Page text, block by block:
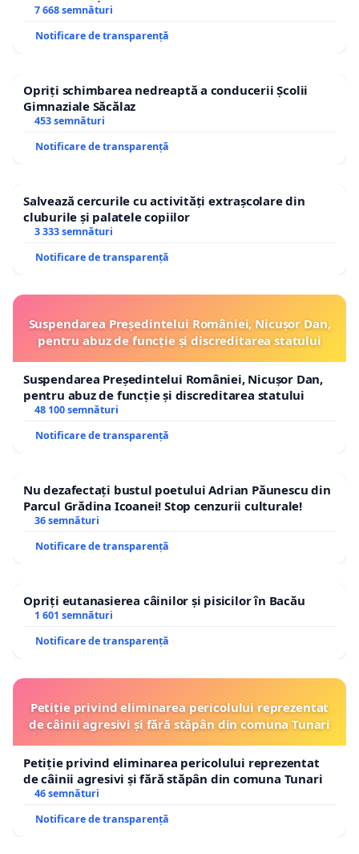
7 668 semnături
Notificare de transparență
Opriți schimbarea nedreaptă a conducerii Școlii
Gimnaziale Săcălaz
453 semnături
Notificare de transparență
Salvează cercurile cu activități extrașcolare din
cluburile și palatele copiilor
3 333 semnături
Notificare de transparență
Suspendarea Președintelui României, Nicușor Dan,
pentru abuz de funcție și discreditarea statului
Suspendarea Președintelui României, Nicușor Dan,
pentru abuz de funcție și discreditarea statului
48 100 semnături
Notificare de transparență
Nu dezafectați bustul poetului Adrian Păunescu din
Parcul Grădina Icoanei! Stop cenzurii culturale!
36 semnături
Notificare de transparență
Opriți eutanasierea câinilor și pisicilor în Bacău
1 601 semnături
Notificare de transparență
Petiție privind eliminarea pericolului reprezentat
de câinii agresivi și fără stăpân din comuna Tunari
Petiție privind eliminarea pericolului reprezentat
de câinii agresivi și fără stăpân din comuna Tunari
46 semnături
Notificare de transparență